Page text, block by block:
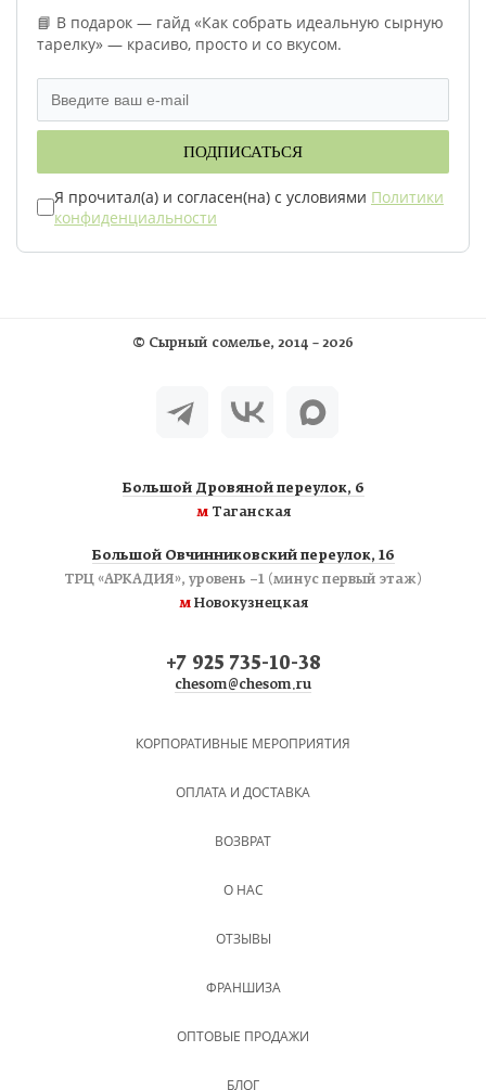
📘 В подарок — гайд «Как собрать идеальную сырную
тарелку» — красиво, просто и со вкусом.
ПОДПИСАТЬСЯ
Я прочитал(а) и согласен(на) с условиями Политики
конфиденциальности
© Сырный сомелье, 2014 – 2026
Большой Дровяной переулок, 6
мТаганская
Большой Овчинниковский переулок, 16
ТРЦ «АРКАДИЯ», уровень −1 (минус первый этаж)
мНовокузнецкая
+7 925 735-10-38
chesom@chesom.ru
КОРПОРАТИВНЫЕ МЕРОПРИЯТИЯ
ОПЛАТА И ДОСТАВКА
ВОЗВРАТ
О НАС
ОТЗЫВЫ
ФРАНШИЗА
ОПТОВЫЕ ПРОДАЖИ
БЛОГ